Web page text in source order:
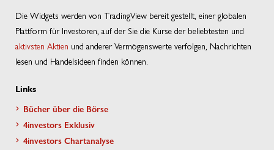
Die Widgets werden von TradingView bereit gestellt, einer globalen
Plattform für Investoren, auf der Sie die Kurse der beliebtesten und
aktivsten Aktien und anderer Vermögenswerte verfolgen, Nachrichten
lesen und Handelsideen finden können.
Links
Bücher über die Börse
4investors Exklusiv
4investors Chartanalyse